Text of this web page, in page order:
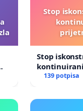
Stop
Stop
139 potpisa